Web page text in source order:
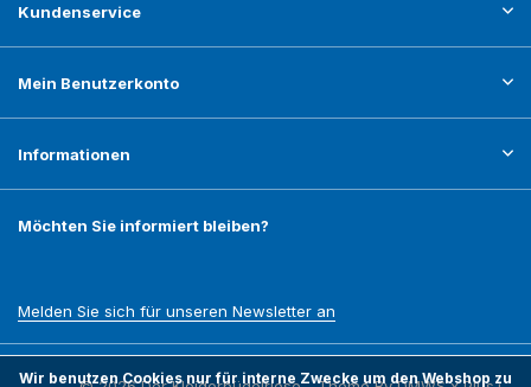
Kundenservice
Mein Benutzerkonto
Informationen
Möchten Sie informiert bleiben?
Melden Sie sich für unseren Newsletter an
Wir benutzen Cookies nur für interne Zwecke um den Webshop zu